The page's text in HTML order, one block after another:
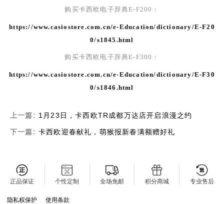
购买卡西欧电子辞典E-F200 ：
https://www.casiostore.com.cn/e-Education/dictionary/E-F20
0/s1845.html
购买卡西欧电子辞典E-F300 ：
https://www.casiostore.com.cn/e-Education/dictionary/E-F30
0/s1846.html
上一篇: 1月23日，卡西欧TR成都万达店开启浪漫之约
下一篇: 卡西欧迎春献礼，萌猴报新春满额赠好礼
正品保证 个性定制 全场免邮 积分商城 专业售后
隐私权保护 使用条款